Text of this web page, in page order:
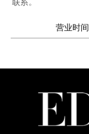
营业时间